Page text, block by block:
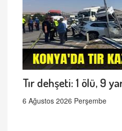
Tır dehşeti: 1 ölü, 9
6 Ağustos 2026 Perşembe